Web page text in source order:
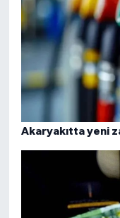
Akaryakıtta yeni